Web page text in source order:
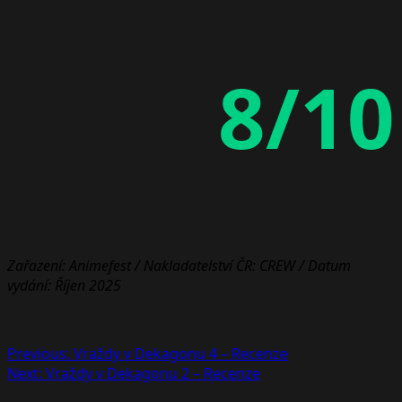
8/10
Zařazení: Animefest / Nakladatelství ČR: CREW / Datum
vydání: Říjen 2025
Post
navigation
Previous: Vraždy v Dekagonu 4 – Recenze
Next: Vraždy v Dekagonu 2 – Recenze